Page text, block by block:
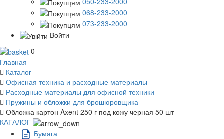
068-233-2000
073-233-2000
Войти
0
Главная
Каталог
Офисная техника и расходные материалы
Расходные материалы для офисной техники
Пружины и обложки для брошюровщика
Обложка картон Axent 250 г под кожу черная 50 шт
КАТАЛОГ
Бумага